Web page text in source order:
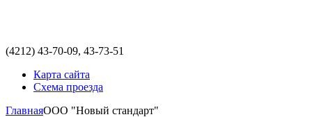
(4212) 43-70-09, 43-73-51
Карта сайта
Схема проезда
ГлавнаяООО "Новый стандарт"